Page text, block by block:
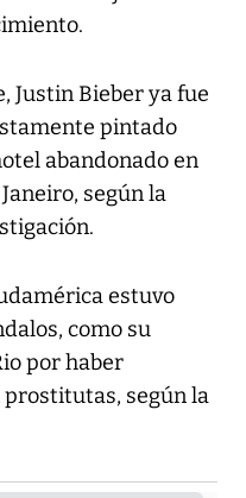
Justin Bieber ya fue
pintado
abandonado en
según la
estuvo
como su
por haber
según la